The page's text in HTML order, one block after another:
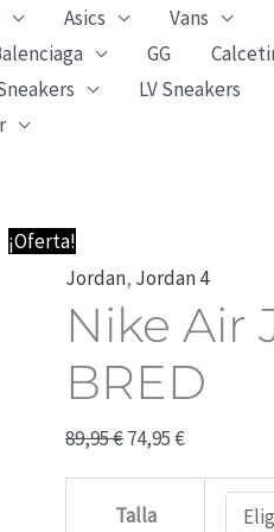
Asics
Vans
GG
LV Sneakers
¡Oferta!
Jordan, Jordan 4
Nike Air
BRED
89,95€
precio
original
era:
89,95 €.
74,95€
precio
actual
es:
74,95 €.
Talla
Air
Jordan
-